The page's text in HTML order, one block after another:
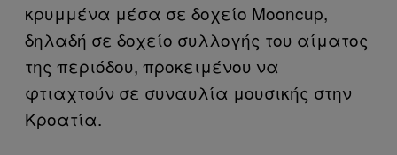
κρυμμένα μέσα σε δοχείο Mooncup,
δηλαδή σε δοχείο συλλογής του αίματος
της περιόδου, προκειμένου να
φτιαχτούν σε συναυλία μουσικής στην
Κροατία.